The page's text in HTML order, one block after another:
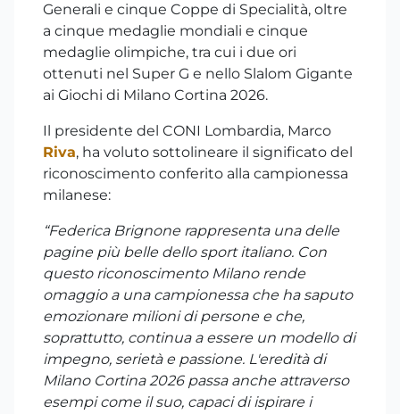
Generali e cinque Coppe di Specialità, oltre
a cinque medaglie mondiali e cinque
medaglie olimpiche, tra cui i due ori
ottenuti nel Super G e nello Slalom Gigante
ai Giochi di Milano Cortina 2026.
Il presidente del CONI Lombardia, Marco
Riva, ha voluto sottolineare il significato del
riconoscimento conferito alla campionessa
milanese:
“Federica Brignone rappresenta una delle
pagine più belle dello sport italiano. Con
questo riconoscimento Milano rende
omaggio a una campionessa che ha saputo
emozionare milioni di persone e che,
soprattutto, continua a essere un modello di
impegno, serietà e passione. L'eredità di
Milano Cortina 2026 passa anche attraverso
esempi come il suo, capaci di ispirare i